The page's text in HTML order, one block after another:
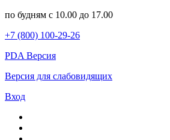
по будням с 10.00 до 17.00
+7 (800) 100-29-26
PDA Версия
Версия для слабовидящих
Вход